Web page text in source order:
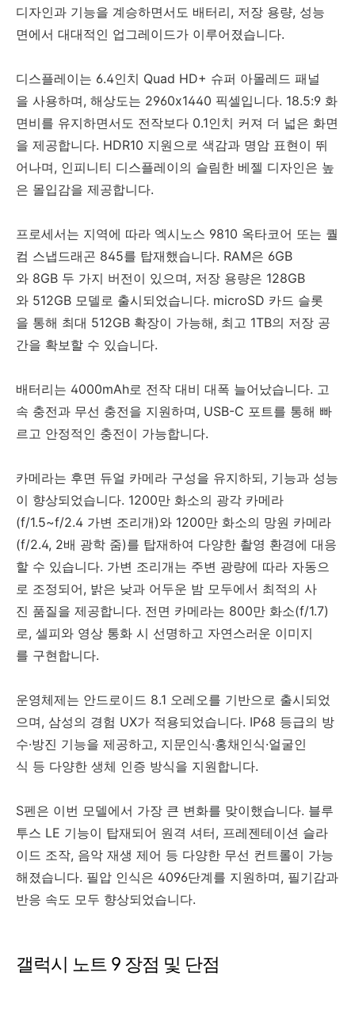
디자인과 기능을 계승하면서도 배터리, 저장 용량, 성능
면에서 대대적인 업그레이드가 이루어졌습니다.
디스플레이는 6.4인치 Quad HD+ 슈퍼 아몰레드 패널
을 사용하며, 해상도는 2960x1440 픽셀입니다. 18.5:9 화
면비를 유지하면서도 전작보다 0.1인치 커져 더 넓은 화면
을 제공합니다. HDR10 지원으로 색감과 명암 표현이 뛰
어나며, 인피니티 디스플레이의 슬림한 베젤 디자인은 높
은 몰입감을 제공합니다.
프로세서는 지역에 따라 엑시노스 9810 옥타코어 또는 퀄
컴 스냅드래곤 845를 탑재했습니다. RAM은 6GB
와 8GB 두 가지 버전이 있으며, 저장 용량은 128GB
와 512GB 모델로 출시되었습니다. microSD 카드 슬롯
을 통해 최대 512GB 확장이 가능해, 최고 1TB의 저장 공
간을 확보할 수 있습니다.
배터리는 4000mAh로 전작 대비 대폭 늘어났습니다. 고
속 충전과 무선 충전을 지원하며, USB-C 포트를 통해 빠
르고 안정적인 충전이 가능합니다.
카메라는 후면 듀얼 카메라 구성을 유지하되, 기능과 성능
이 향상되었습니다. 1200만 화소의 광각 카메라
(f/1.5~f/2.4 가변 조리개)와 1200만 화소의 망원 카메라
(f/2.4, 2배 광학 줌)를 탑재하여 다양한 촬영 환경에 대응
할 수 있습니다. 가변 조리개는 주변 광량에 따라 자동으
로 조정되어, 밝은 낮과 어두운 밤 모두에서 최적의 사
진 품질을 제공합니다. 전면 카메라는 800만 화소(f/1.7)
로, 셀피와 영상 통화 시 선명하고 자연스러운 이미지
를 구현합니다.
운영체제는 안드로이드 8.1 오레오를 기반으로 출시되었
으며, 삼성의 경험 UX가 적용되었습니다. IP68 등급의 방
수·방진 기능을 제공하고, 지문인식·홍채인식·얼굴인
식 등 다양한 생체 인증 방식을 지원합니다.
S펜은 이번 모델에서 가장 큰 변화를 맞이했습니다. 블루
투스 LE 기능이 탑재되어 원격 셔터, 프레젠테이션 슬라
이드 조작, 음악 재생 제어 등 다양한 무선 컨트롤이 가능
해졌습니다. 필압 인식은 4096단계를 지원하며, 필기감과
반응 속도 모두 향상되었습니다.
갤럭시 노트 9 장점 및 단점